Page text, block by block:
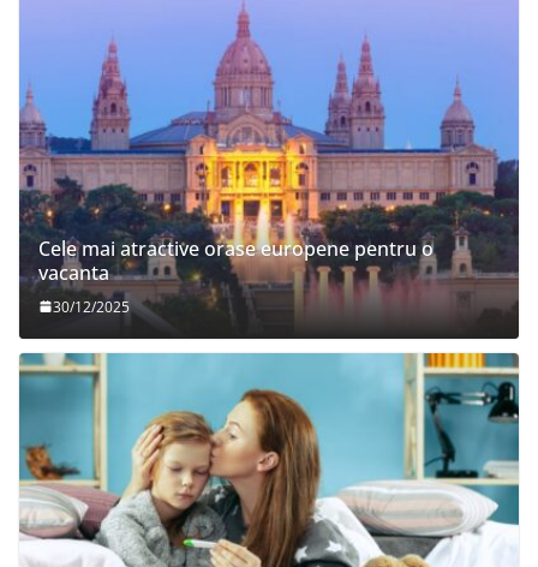
Cele mai atractive orase europene pentru o
vacanta
30/12/2025